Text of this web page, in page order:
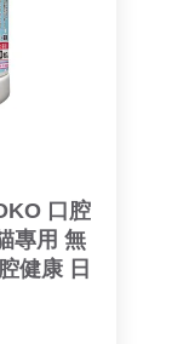
口腔
專用 無
健康 日